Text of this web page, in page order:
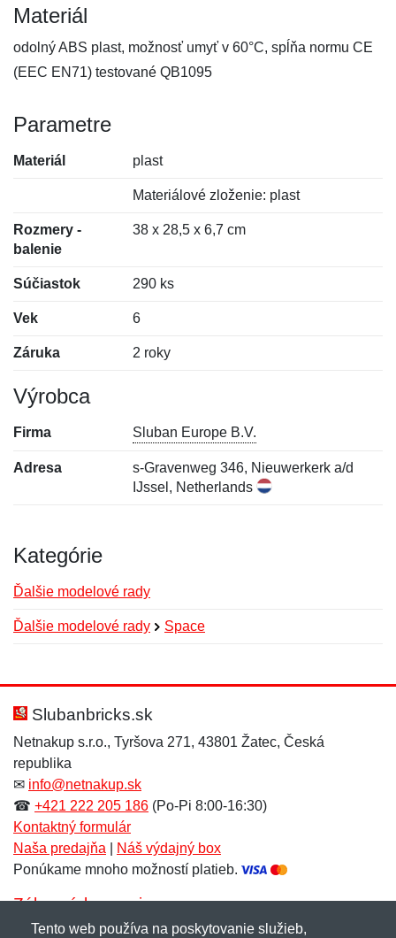
Materiál
odolný ABS plast, možnosť umyť v 60°C, spĺňa normu CE
(EEC EN71) testované QB1095
Parametre
Materiál plast
Materiálové zloženie: plast
Rozmery -
balenie
38 x 28,5 x 6,7 cm
Súčiastok 290 ks
Vek 6
Záruka 2 roky
Výrobca
Firma Sluban Europe B.V.
Adresa
s-Gravenweg 346, Nieuwerkerk a/d
IJssel, Netherlands
Kategórie
Ďalšie modelové rady
Ďalšie modelové rady Space
Hodnotenie:
Meno:*
E-mail:
Meno:
E-mail:*
Správa*
Slubanbricks.sk
Netnakup s.r.o., Tyršova 271, 43801 Žatec, Česká
republika
✉ info@netnakup.sk
☎ +421 222 205 186 (Po-Pi 8:00-16:30)
Kontaktný formulár
Naša predajňa
Náš výdajný box
Ponúkame mnoho možností platieb.
Zákaznícky servis
Novinky emailom
Tento web používa na poskytovanie služieb,